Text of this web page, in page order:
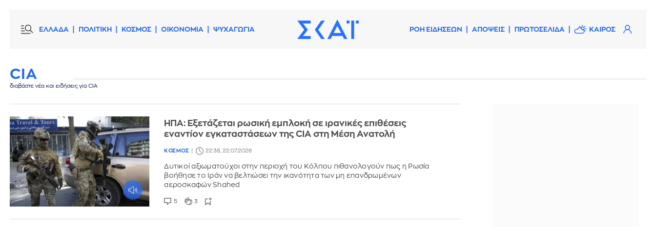
ΕΛΛΑΔΑ ΠΟΛΙΤΙΚΗ ΚΟΣΜΟΣ ΟΙΚΟΝΟΜΙΑ ΨΥΧΑΓΩΓΙΑ ΡΟΗ ΕΙΔΗΣΕΩΝ ΑΠΟΨΕΙΣ ΠΡΩΤΟΣΕΛΙΔΑ ΚΑΙΡΟΣ
CIA
διαβάστε νέα και ειδήσεις για CIA
ΗΠΑ: Εξετάζεται ρωσική εμπλοκή σε ιρανικές επιθέσεις
εναντίον εγκαταστάσεων της CIA στη Μέση Ανατολή
ΚΟΣΜΟΣ 22:38, 22.07.2026
Δυτικοί αξιωματούχοι στην περιοχή του Κόλπου πιθανολογούν πως η Ρωσία
βοήθησε το Ιράν να βελτιώσει την ικανότητα των μη επανδρωμένων
αεροσκαφών Shahed
5 3